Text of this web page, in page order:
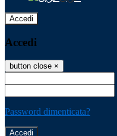
Accedi
Accedi
button close ×
Password dimenticata?